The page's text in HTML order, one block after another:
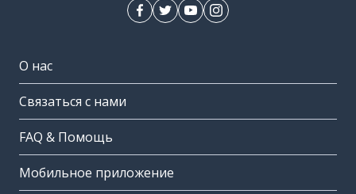
О нас
Связаться с нами
FAQ & Помощь
Мобильное приложение